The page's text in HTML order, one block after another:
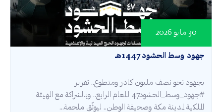
جهود وسط الحشود 1447هـ
30 مايو 2026
بجهود نحو نصف مليون كادر ومتطوع.. تقرير
#جهود_وسط_الحشود47 للعام الرابع.. وبالشراكة مع الهيئة
الملكية لمدينة مكة وصحيفة الوطن.. ليوثّق ملحمة...